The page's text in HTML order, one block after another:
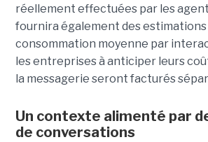
réellement effectuées par les
fournira également des estimations
consommation moyenne par
les entreprises à anticiper leurs
la messagerie seront facturés
Un contexte alimenté par
de conversations